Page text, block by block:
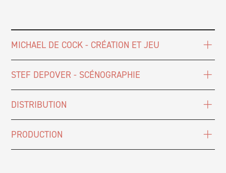
MICHAEL DE COCK - CRÉATION ET JEU
STEF DEPOVER - SCÉNOGRAPHIE
DISTRIBUTION
PRODUCTION